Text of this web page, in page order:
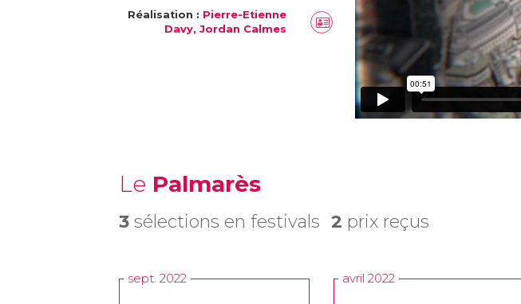
Réalisation : Pierre-Etienne
Davy, Jordan Calmes
Le Palmarès
3 sélections en festivals 2 prix reçus
sept. 2022 avril 2022